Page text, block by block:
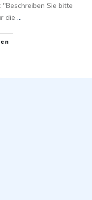
Sie bitte
die ...